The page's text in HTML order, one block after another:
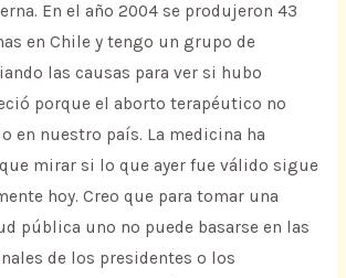
En el año 2004 se produjeron 43
en Chile y tengo un grupo de
las causas para ver si hubo
porque el aborto terapéutico no
en nuestro país. La medicina ha
mirar si lo que ayer fue válido sigue
hoy. Creo que para tomar una
pública uno no puede basarse en las
de los presidentes o los